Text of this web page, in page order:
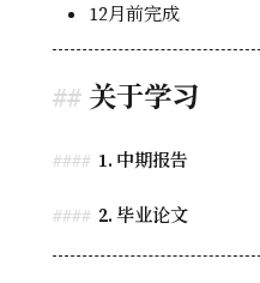
12月前完成
关于学习
1. 中期报告
2. 毕业论文